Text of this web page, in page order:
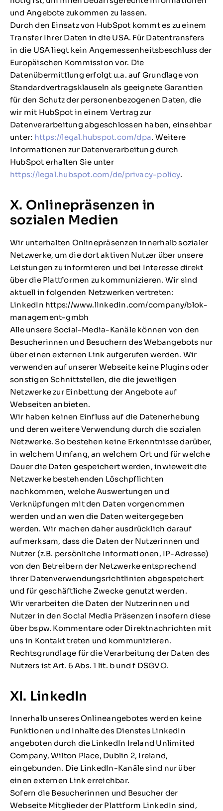
und Angebote zukommen zu lassen.
Durch den Einsatz von HubSpot kommt es zu einem
Transfer Ihrer Daten in die USA. Für Datentransfers
in die USA liegt kein Angemessenheitsbeschluss der
Europäischen Kommission vor. Die
Datenübermittlung erfolgt u.a. auf Grundlage von
Standardvertragsklauseln als geeignete Garantien
für den Schutz der personenbezogenen Daten, die
wir mit HubSpot in einem Vertrag zur
Datenverarbeitung abgeschlossen haben, einsehbar
unter: https://legal.hubspot.com/dpa. Weitere
Informationen zur Datenverarbeitung durch
HubSpot erhalten Sie unter
https://legal.hubspot.com/de/privacy-policy.
X. Onlinepräsenzen in
sozialen Medien
Wir unterhalten Onlinepräsenzen innerhalb sozialer
Netzwerke, um die dort aktiven Nutzer über unsere
Leistungen zu informieren und bei Interesse direkt
über die Plattformen zu kommunizieren. Wir sind
aktuell in folgenden Netzwerken vertreten:
LinkedIn https://www.linkedin.com/company/blok-
management-gmbh
Alle unsere Social-Media-Kanäle können von den
Besucherinnen und Besuchern des Webangebots nur
über einen externen Link aufgerufen werden. Wir
verwenden auf unserer Webseite keine Plugins oder
sonstigen Schnittstellen, die die jeweiligen
Netzwerke zur Einbettung der Angebote auf
Webseiten anbieten.
Wir haben keinen Einfluss auf die Datenerhebung
und deren weitere Verwendung durch die sozialen
Netzwerke. So bestehen keine Erkenntnisse darüber,
in welchem Umfang, an welchem Ort und für welche
Dauer die Daten gespeichert werden, inwieweit die
Netzwerke bestehenden Löschpflichten
nachkommen, welche Auswertungen und
Verknüpfungen mit den Daten vorgenommen
werden und an wen die Daten weitergegeben
werden. Wir machen daher ausdrücklich darauf
aufmerksam, dass die Daten der Nutzerinnen und
Nutzer (z.B. persönliche Informationen, IP-Adresse)
von den Betreibern der Netzwerke entsprechend
ihrer Datenverwendungsrichtlinien abgespeichert
und für geschäftliche Zwecke genutzt werden.
Wir verarbeiten die Daten der Nutzerinnen und
Nutzer in den Social Media Präsenzen insofern diese
über bspw. Kommentare oder Direktnachrichten mit
uns in Kontakt treten und kommunizieren.
Rechtsgrundlage für die Verarbeitung der Daten des
Nutzers ist Art. 6 Abs. 1 lit. b und f DSGVO.
XI. LinkedIn
Innerhalb unseres Onlineangebotes werden keine
Funktionen und Inhalte des Dienstes LinkedIn
angeboten durch die LinkedIn Ireland Unlimited
Company, Wilton Place, Dublin 2, Ireland,
eingebunden. Die LinkedIn-Kanäle sind nur über
einen externen Link erreichbar.
Sofern die Besucherinnen und Besucher der
Webseite Mitglieder der Plattform LinkedIn sind,